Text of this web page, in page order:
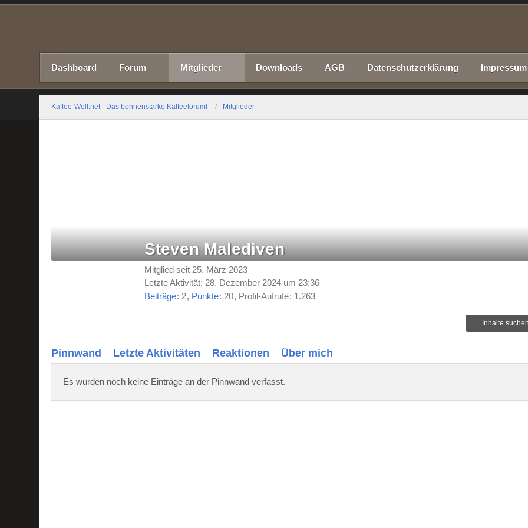
Dashboard Forum Mitglieder Downloads AGB Datenschutzerklärung Impressum
Kaffee-Welt.net - Das bohnenstarke Kaffeeforum! Mitglieder
Steven Malediven
Mitglied seit 25. März 2023
Letzte Aktivität: 28. Dezember 2024 um 23:36
Beiträge 2 Punkte 20 Profil-Aufrufe 1.263
Inhalte
Pinnwand Letzte Aktivitäten Reaktionen Über mich
Es wurden noch keine Einträge an der Pinnwand verfasst.